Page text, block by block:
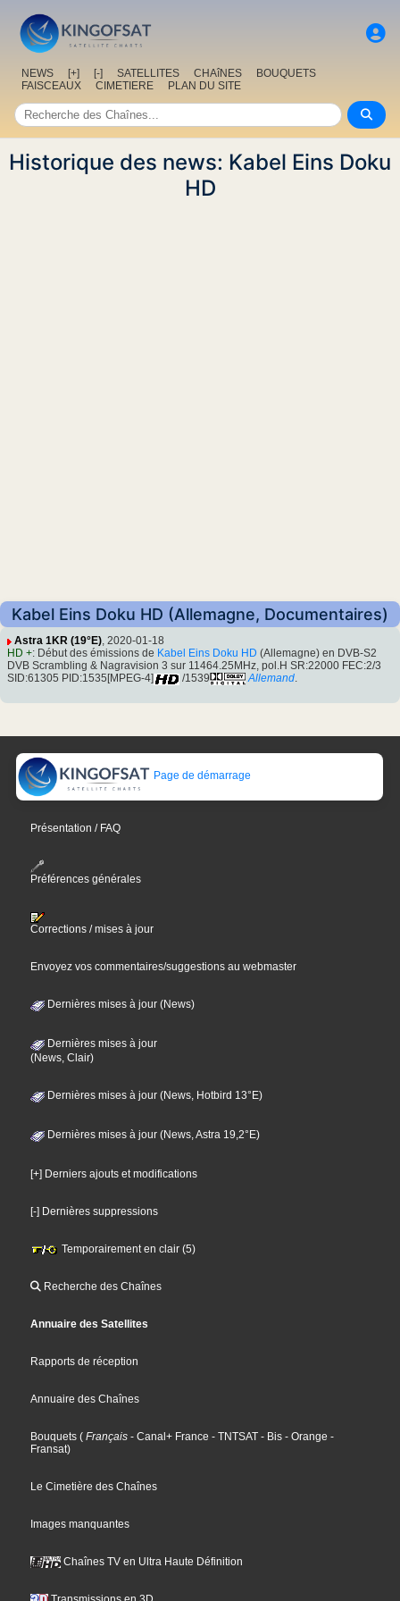
NEWS [+] [-] SATELLITES CHAîNES
BOUQUETS
FAISCEAUX
CIMETIERE PLAN DU SITE
Historique des news: Kabel Eins Doku
HD
Kabel Eins Doku HD (Allemagne, Documentaires)
Astra 1KR (19°E), 2020-01-18
HD +: Début des émissions de Kabel Eins Doku HD (Allemagne) en DVB-S2
DVB Scrambling & Nagravision 3 sur 11464.25MHz, pol.H SR:22000 FEC:2/3
SID:61305 PID:1535[MPEG-4]
/1539 Allemand.
Page de démarrage
Présentation / FAQ
Préférences générales
Corrections / mises à jour
Envoyez vos commentaires/suggestions au webmaster
Dernières mises à jour (News)
Dernières mises à jour
(News, Clair)
Dernières mises à jour (News, Hotbird 13°E)
Dernières mises à jour (News, Astra 19,2°E)
[+] Derniers ajouts et modifications
[-] Dernières suppressions
Temporairement en clair (5)
Recherche des Chaînes
Annuaire des Satellites
Rapports de réception
Annuaire des Chaînes
Bouquets ( Français - Canal+ France - TNTSAT - Bis - Orange -
Fransat)
Le Cimetière des Chaînes
Images manquantes
Chaînes TV en Ultra Haute Définition